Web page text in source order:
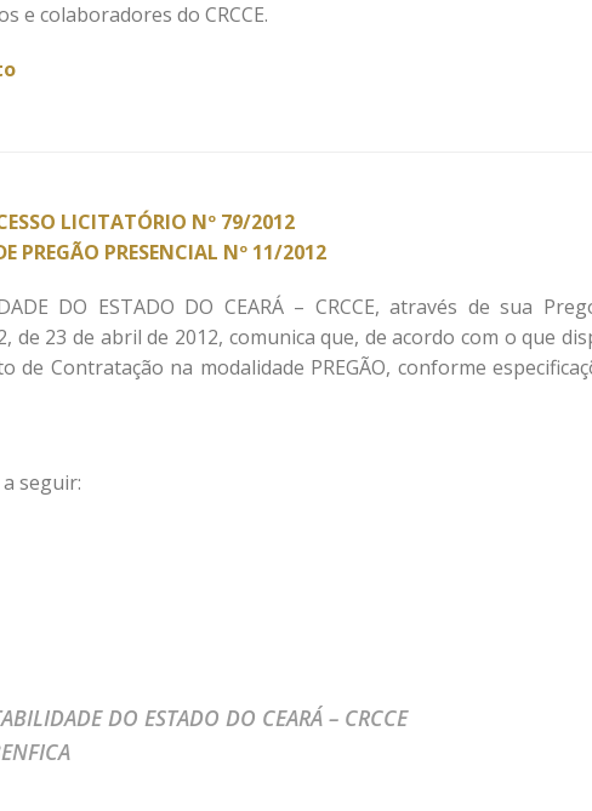
e colaboradores do CRCCE.
LICITATÓRIO Nº 79/2012
PREGÃO PRESENCIAL Nº 11/2012
DO ESTADO DO CEARÁ – CRCCE, através de sua
de 23 de abril de 2012, comunica que, de acordo com o que
de Contratação na modalidade PREGÃO, conforme
seguir:
DO ESTADO DO CEARÁ – CRCCE